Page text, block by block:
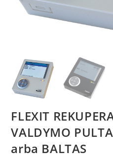
FLEXIT
VALDYMO
arba BALTAS